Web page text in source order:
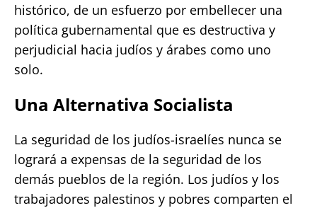
histórico, de un esfuerzo por embellecer una
política gubernamental que es destructiva y
perjudicial hacia judíos y árabes como uno
solo.
Una Alternativa Socialista
La seguridad de los judíos-israelíes nunca se
logrará a expensas de la seguridad de los
demás pueblos de la región. Los judíos y los
trabajadores palestinos y pobres comparten el